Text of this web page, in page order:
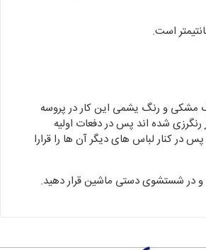
مشکی و رنگ یشمی این کار در پروسه
رنگرزی شده اند پس در دفعات اولیه
کنار لباس های دیگر آن ها را قرارا
و در شستشوی دستی ماشین قرار دهید.